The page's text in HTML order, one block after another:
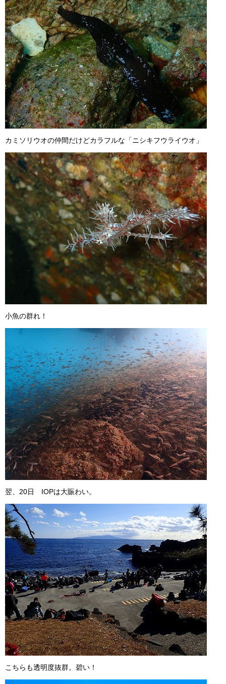
カミソリウオの仲間だけどカラフルな「ニシキフウライウオ」
小魚の群れ！
翌、20日 IOPは大賑わい。
こちらも透明度抜群。碧い！